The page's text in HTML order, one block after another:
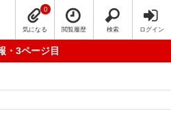
気になる
0
閲覧履歴 検索 ログイン
・3ページ目